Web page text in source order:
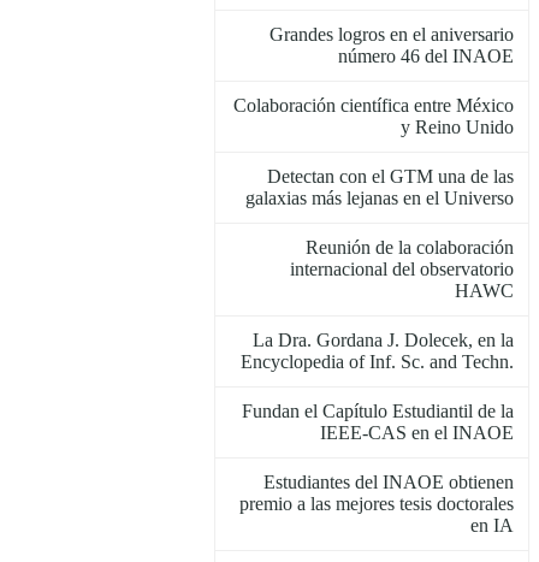
Grandes logros en el aniversario
número 46 del INAOE
Colaboración científica entre México
y Reino Unido
Detectan con el GTM una de las
galaxias más lejanas en el Universo
Reunión de la colaboración
internacional del observatorio
HAWC
La Dra. Gordana J. Dolecek, en la
Encyclopedia of Inf. Sc. and Techn.
Fundan el Capítulo Estudiantil de la
IEEE-CAS en el INAOE
Estudiantes del INAOE obtienen
premio a las mejores tesis doctorales
en IA